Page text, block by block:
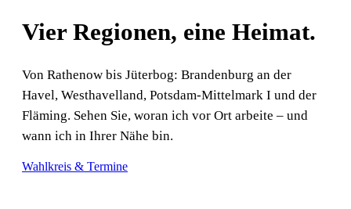
Vier Regionen, eine Heimat.
Von Rathenow bis Jüterbog: Brandenburg an der
Havel, Westhavelland, Potsdam-Mittelmark I und der
Fläming. Sehen Sie, woran ich vor Ort arbeite – und
wann ich in Ihrer Nähe bin.
Wahlkreis & Termine